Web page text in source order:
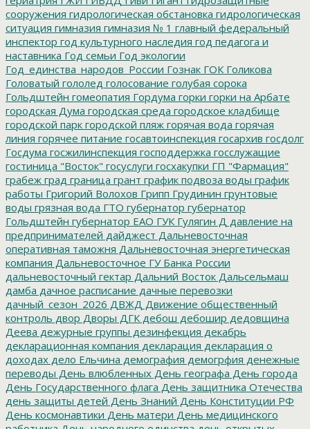
сооружения гидрологическая обстановка гидрологическая
ситуация гимназия гимназия № 1 главный федеральный
инспектор год культурного наследия год педагога и
наставника Год семьи Год экологии
Год_единства_народов_России Гознак ГОК Голикова
Головатый гололед голосование голубая сорока
Гольдштейн гомеопатия Гордума горки горки на Арбате
городская Дума городская среда городское кладбище
городской парк городской пляж горячая вода горячая
линия горячее питание госавтоинспекция госархив госдолг
Госдума госжилинспекция господдержка госслужащие
гостиница "Восток" госуслуги госхакупки ГП "Фармация"
грабеж град граница грант график подвоза воды график
работы Григорий Волохов Грипп Грудинин грунтовые
воды грязная вода ГТО губернатор губернатор
Гольдштейн губернатор ЕАО ГУК Гулягин Д давление на
предпринимателей дайджест Дальневосточная
оперативная таможня Дальневосточная энергетическая
компания Дальневосточное ГУ Банка России
дальневосточный гектар Дальний Восток Дальсельмаш
дамба дачное расписание дачные перевозки
дачный_сезон_2026 ДВЖД Движение общественный
контроль двор Дворы ДГК дебош дебошир дедовщина
Деева дежурные группы дезинфекция декабрь
декларационная компания декларация декларация о
доходах дело Ельчина демография демогрфия денежные
переводы День влюбленных День географа День города
День Государственного флага День защитника Отечества
день защиты детей День Знаний День Конституции РФ
День космонавтики День матери День медицинского